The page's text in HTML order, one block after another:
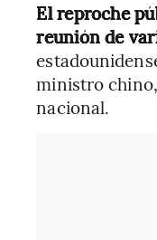
El reproche
reunión de
ministro
nacional.